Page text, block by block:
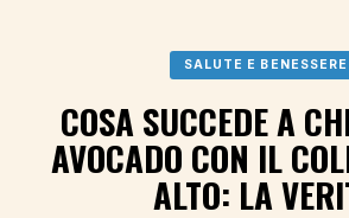
SALUTE E BENESSERE
COSA SUCCEDE A
AVOCADO CON IL
ALTO: LA